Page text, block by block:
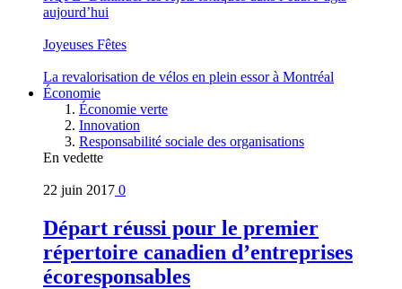
aujourd’hui
Joyeuses Fêtes
La revalorisation de vélos en plein essor à Montréal
Économie
Économie verte
Innovation
Responsabilité sociale des organisations
En vedette
22 juin 2017 0
Départ réussi pour le premier
répertoire canadien d’entreprises
écoresponsables